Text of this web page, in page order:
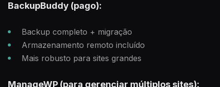
BackupBuddy (pago):
Backup completo + migração
Armazenamento remoto incluído
Mais robusto para sites grandes
ManageWP (para gerenciar múltiplos sites):